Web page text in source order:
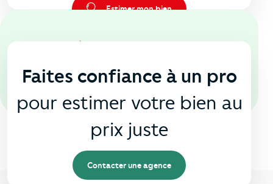
Estimer mon bien
En agence
Faites confiance à un pro
pour estimer votre bien au
prix juste
Contacter une agence